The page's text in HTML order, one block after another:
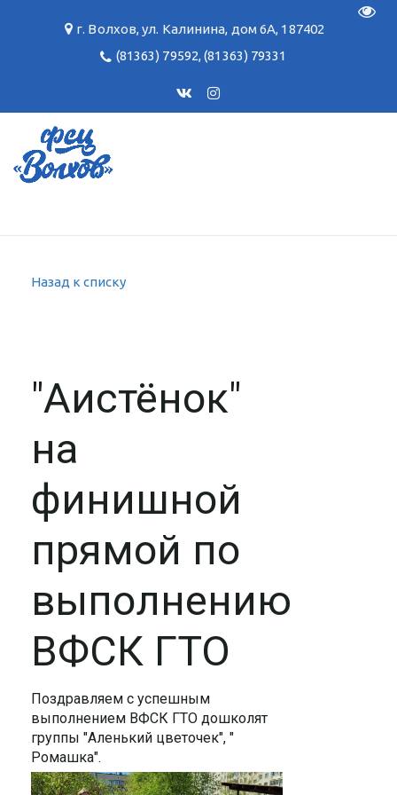
г. Волхов,ул. Калинина, дом 6А, 187402
(81363) 79592,(81363) 79331
Назад к списку
"Аистёнок"
на
финишной
прямой по
выполнению
ВФСК ГТО
Поздравляем с успешным
выполнением ВФСК ГТО дошколят
группы "Аленький цветочек", "
Ромашка".